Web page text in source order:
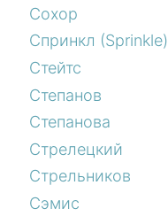
Сохор
Спринкл (Sprinkle)
Стейтс
Степанов
Степанова
Стрелецкий
Стрельников
Сэмис